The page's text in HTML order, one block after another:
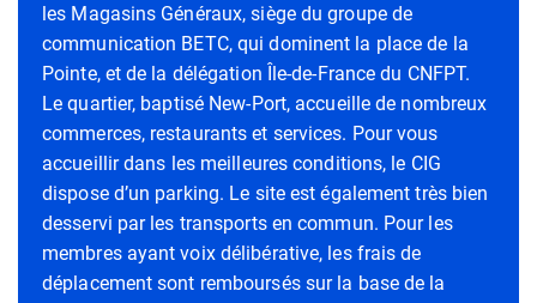
les Magasins Généraux, siège du groupe de
communication BETC, qui dominent la place de la
Pointe, et de la délégation Île-de-France du CNFPT.
Le quartier, baptisé New-Port, accueille de nombreux
commerces, restaurants et services. Pour vous
accueillir dans les meilleures conditions, le CIG
dispose d’un parking. Le site est également très bien
desservi par les transports en commun. Pour les
membres ayant voix délibérative, les frais de
déplacement sont remboursés sur la base de la